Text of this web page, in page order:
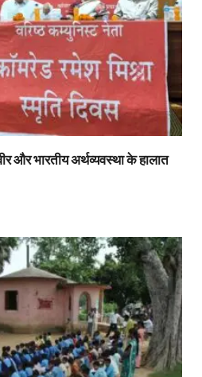
और भारतीय अर्थव्यवस्था के हालात